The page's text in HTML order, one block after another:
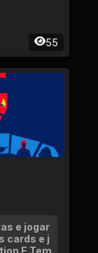
55
e jogar
cards e j
E Tem